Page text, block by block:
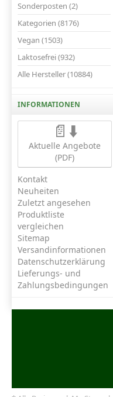
Sonderposten (2)
Kategorien (8176)
Vegan (1503)
Laktosefrei (932)
Alle Hersteller (10884)
INFORMATIONEN
📄⬇️
Aktuelle Angebote
(PDF)
Kontakt
Neuheiten
Zuletzt angesehen
Produktliste
vergleichen
Sitemap
Versandinformationen
Datenschutzerklärung
Lieferungs- und
Zahlungsbedingungen